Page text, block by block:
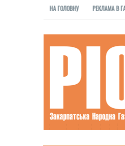
НА ГОЛОВНУ РЕКЛАМА В